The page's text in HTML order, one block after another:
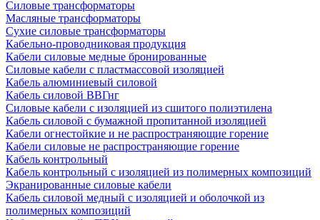
Силовые трансформаторы
Масляные трансформаторы
Сухие силовые трансформаторы
Кабельно-проводниковая продукция
Кабели силовые медные бронированные
Силовые кабели с пластмассовой изоляцией
Кабель алюминиевый силовой
Кабель силовой ВВГнг
Силовые кабели с изоляцией из сшитого полиэтилена
Кабель силовой с бумажной пропитанной изоляцией
Кабели огнестойкие и не распространяющие горение
Кабели силовые не распространяющие горение
Кабель контрольный
Кабель контрольный с изоляцией из полимерных композиций
Экранированные силовые кабели
Кабель силовой медный с изоляцией и оболочкой из
полимерных композиций